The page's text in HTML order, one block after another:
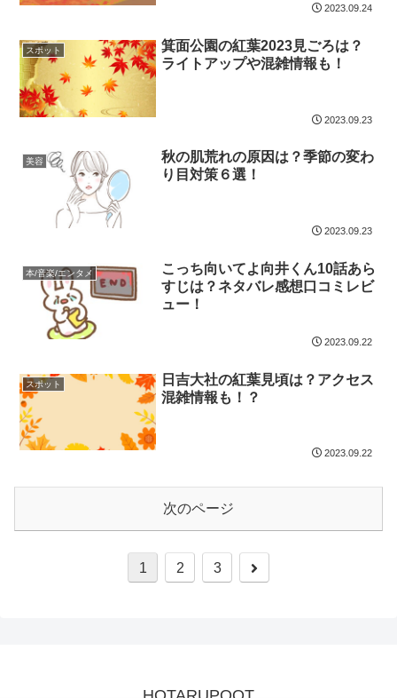
2023.09.24
スポット
箕面公園の紅葉2023見ごろは？
ライトアップや混雑情報も！
2023.09.23
美容
秋の肌荒れの原因は？季節の変わ
り目対策６選！
2023.09.23
本/音楽/エンタメ
こっち向いてよ向井くん10話あら
すじは？ネタバレ感想口コミレビ
ュー！
2023.09.22
スポット
日吉大社の紅葉見頃は？アクセス
混雑情報も！？
2023.09.22
次のページ
1 2 3
次